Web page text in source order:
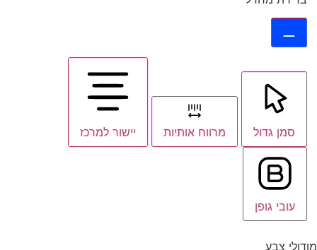
סמן גדול מרווח אותיות יישור למרכז
עובי גופן
מודולי צבע